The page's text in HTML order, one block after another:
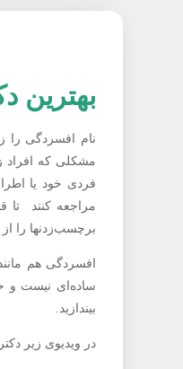
بهترین
نام افسردگی را
مشکلی که افراد
فردی خود یا
مراجعه کنند تا
برچسب‌زدنها را از
افسردگی هم
ساده‌ای نیست و
بیندازید.
در ویدیوی زیر